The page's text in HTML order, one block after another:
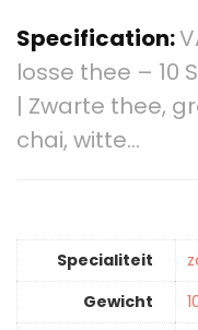
Specification:
losse thee – 10
| Zwarte thee,
chai, witte…
Specialiteit
Gewicht